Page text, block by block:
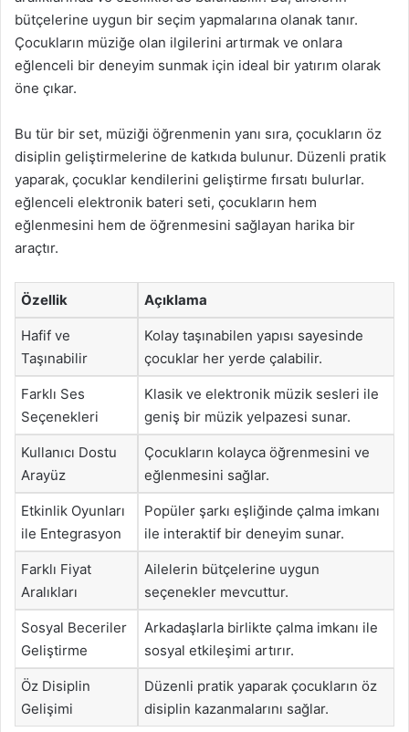
bütçelerine uygun bir seçim yapmalarına olanak tanır.
Çocukların müziğe olan ilgilerini artırmak ve onlara
eğlenceli bir deneyim sunmak için ideal bir yatırım olarak
öne çıkar.
Bu tür bir set, müziği öğrenmenin yanı sıra, çocukların öz
disiplin geliştirmelerine de katkıda bulunur. Düzenli pratik
yaparak, çocuklar kendilerini geliştirme fırsatı bulurlar.
eğlenceli elektronik bateri seti, çocukların hem
eğlenmesini hem de öğrenmesini sağlayan harika bir
araçtır.
Özellik Açıklama
Hafif ve
Taşınabilir
Kolay taşınabilen yapısı sayesinde
çocuklar her yerde çalabilir.
Farklı Ses
Seçenekleri
Klasik ve elektronik müzik sesleri ile
geniş bir müzik yelpazesi sunar.
Kullanıcı Dostu
Arayüz
Çocukların kolayca öğrenmesini ve
eğlenmesini sağlar.
Etkinlik Oyunları
ile Entegrasyon
Popüler şarkı eşliğinde çalma imkanı
ile interaktif bir deneyim sunar.
Farklı Fiyat
Aralıkları
Ailelerin bütçelerine uygun
seçenekler mevcuttur.
Sosyal Beceriler
Geliştirme
Arkadaşlarla birlikte çalma imkanı ile
sosyal etkileşimi artırır.
Öz Disiplin
Gelişimi
Düzenli pratik yaparak çocukların öz
disiplin kazanmalarını sağlar.